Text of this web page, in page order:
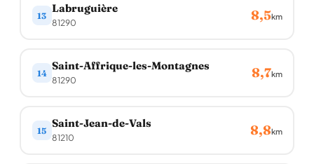
13
Labruguière
81290 8,5km
14
Saint-Affrique-les-Montagnes
81290 8,7km
15
Saint-Jean-de-Vals
81210 8,8km